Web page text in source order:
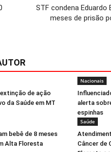
STF condena
meses de prisão
de ação
da Saúde em MT
Nacionais
alerta
espinhas
bebê de 8 meses
Alta Floresta
Saúde
Câncer de